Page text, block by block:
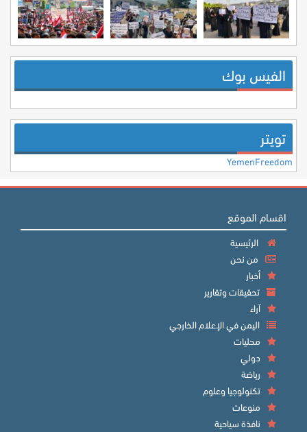
الفيس بوك
تويتر
YemenFreedom
اقسام الموقع
الرئيسية
من نحن
أخبار
تحقيقات وتقارير
آراء
اليمن في الإعلام الخارجي
محليات
دولي
رياضة
تكنولوجيا وعلوم
منوعات
نافذة سياحية